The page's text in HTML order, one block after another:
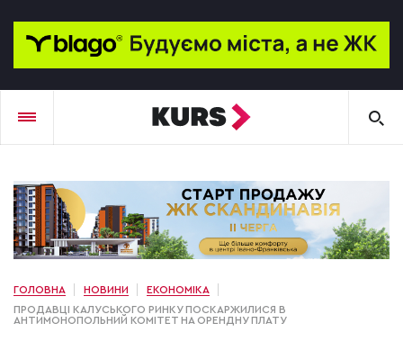
ГОЛОВНА НОВИНИ
ЕКОНОМІКА
ПРОДАВЦІ КАЛУСЬКОГО РИНКУ ПОСКАРЖИЛИСЯ В
АНТИМОНОПОЛЬНИЙ КОМІТЕТ НА ОРЕНДНУ ПЛАТУ